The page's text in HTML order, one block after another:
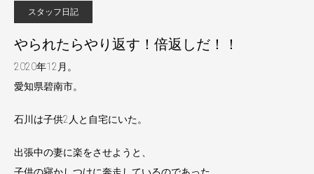
スタッフ日記
やられたらやり返す！倍返しだ！！
2020年12月。
愛知県碧南市。
石川は子供2人と自宅にいた。
出張中の妻に楽をさせようと、
子供の寝かしつけに奔走しているのであった。